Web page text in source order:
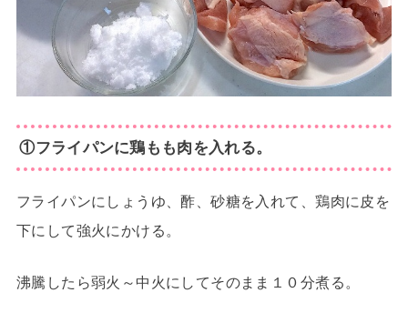
①フライパンに鶏もも肉を入れる。
フライパンにしょうゆ、酢、砂糖を入れて、鶏肉に皮を
下にして強火にかける。
沸騰したら弱火～中火にしてそのまま１０分煮る。